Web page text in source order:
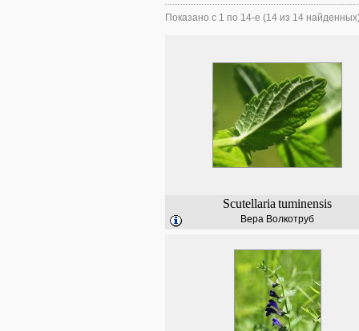
Показано с 1 по 14-е (14 из 14
Scutellaria tuminensis
Вера Волкотруб